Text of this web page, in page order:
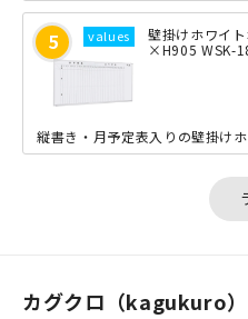
壁掛けホワイ
×H905 WSK-
カグクロ（kagukuro）